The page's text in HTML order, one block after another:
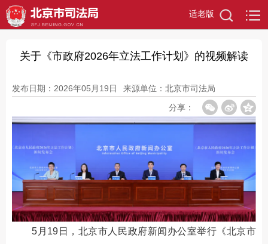
适老版
关于《市政府2026年立法工作计划》的视频解读
发布日期：2026年05月19日
来源单位：北京市司法局
分享：
5月19日，北京市人民政府新闻办公室举行《北京市